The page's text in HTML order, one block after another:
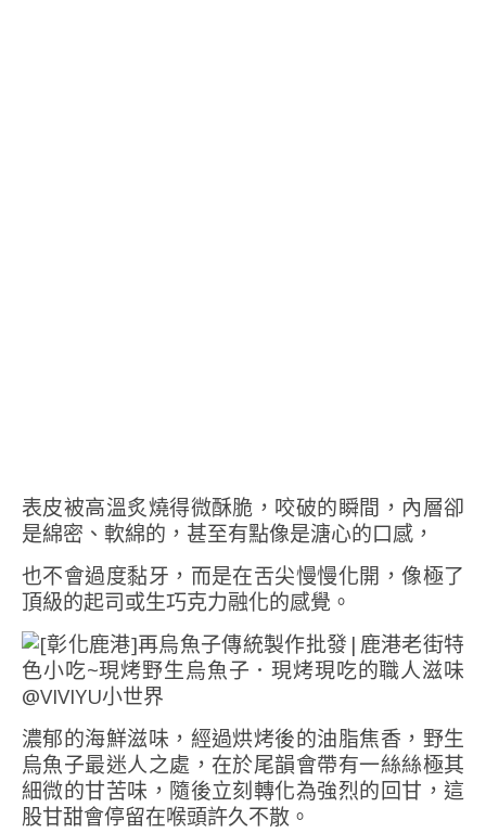
表皮被高溫炙燒得微酥脆，咬破的瞬間，內層卻
是綿密、軟綿的，甚至有點像是溏心的口感，
也不會過度黏牙，而是在舌尖慢慢化開，像極了
頂級的起司或生巧克力融化的感覺。
濃郁的海鮮滋味，經過烘烤後的油脂焦香，野生
烏魚子最迷人之處，在於尾韻會帶有一絲絲極其
細微的甘苦味，隨後立刻轉化為強烈的回甘，這
股甘甜會停留在喉頭許久不散。